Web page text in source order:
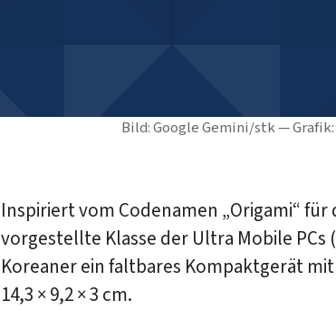
Bild: Google Gemini/stk —
Inspiriert vom Codenamen „Origami“ für
vorgestellte Klasse der Ultra Mobile PCs
Koreaner ein faltbares Kompaktgerät
14,3 × 9,2 × 3 cm.